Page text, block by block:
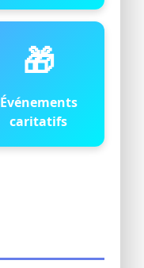
🎁
Événements
caritatifs